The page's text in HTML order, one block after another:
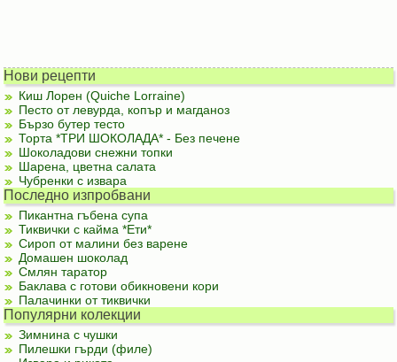
Нови рецепти
Киш Лорен (Quiche Lorraine)
Песто от левурда, копър и магданоз
Бързо бутер тесто
Торта *ТРИ ШОКОЛАДА* - Без печене
Шоколадови снежни топки
Шарена, цветна салата
Чубренки с извара
Последно изпробвани
Пикантна гъбена супа
Тиквички с кайма *Ети*
Сироп от малини без варене
Домашен шоколад
Смлян таратор
Баклава с готови обикновени кори
Палачинки от тиквички
Популярни колекции
Зимнина с чушки
Пилешки гърди (филе)